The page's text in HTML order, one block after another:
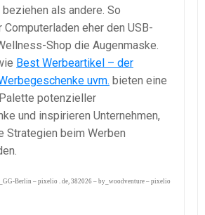
als andere. So
eher den USB-
Shop die Augenmaske.
Best Werbeartikel – der
uvm. bieten eine
potenzieller
und inspirieren Unternehmen,
Strategien beim Werben
Berlin – pixelio . de, 382026 – by_woodventure – pixelio